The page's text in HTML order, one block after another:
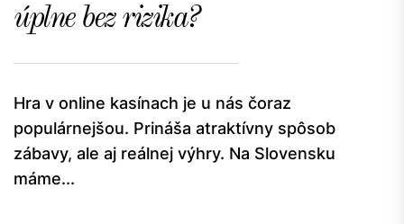
úplne bez rizika?
Hra v online kasínach je u nás čoraz
populárnejšou. Prináša atraktívny spôsob
zábavy, ale aj reálnej výhry. Na Slovensku
máme...